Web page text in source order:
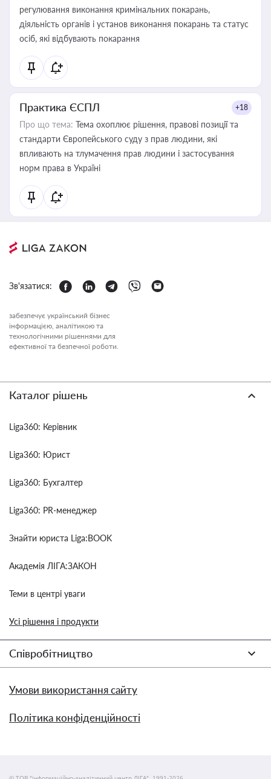
регулювання виконання кримінальних покарань,
діяльність органів і установ виконання покарань та статус
осіб, які відбувають покарання
Практика ЄСПЛ +18
Про що тема: Тема охоплює рішення, правові позиції та
стандарти Європейського суду з прав людини, які
впливають на тлумачення прав людини і застосування
норм права в Україні
Зв'язатися:
забезпечує український бізнес
інформацією, аналітикою та
технологічними рішеннями для
ефективної та безпечної роботи.
Каталог рішень
Liga360: Керівник
Liga360: Юрист
Liga360: Бухгалтер
Liga360: PR-менеджер
Знайти юриста Liga:BOOK
Академія ЛІГА:ЗАКОН
Теми в центрі уваги
Усі рішення і продукти
Співробітництво
Умови використання сайту
Політика конфіденційності